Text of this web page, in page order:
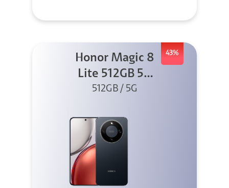
43%
Honor Magic 8
Lite 512GB 5G
Negro
512GB / 5G